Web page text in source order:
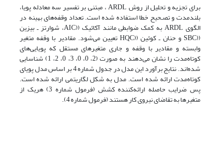
برای تجزیه و تحلیل از روش ARDL ، مبتنی بر تفسیر سه معادله پویا،
بلندمدت و تصـحیح خطا استفاده شده است. تعداد وقفه‌های بهینه در
الگوی ARDL به کمک ضوابطی مانند آکائیک ((AIC‌، شوارتز ـ بیزین
((SBC و حنان ـ کوئین ((HQC تعیین می‌شود. مقادیر با وقفه متغیر
وابسته و مقادیر با وقفه و جاری متغیرهای مستقل که پویایی‌های
کوتاه‌مدت را نشان می‌دهند به صورت (2، 0، 0، 3، 0، 2، 1) شناسایی
شده‌اند. نتایج برآورد این مدل در جدول شماره 4 بر اساس مدل پویای
کوتاه‌مدت ارائه شده است. مدل به شکل لگاریتمی ارائه شده است.
پس ضرایب حاصله ارائه‌کننده کشش (فرمول شماره 3) هریک از
متغیرها به تقاضای نیروی کار هستند (فرمول شماره 4).